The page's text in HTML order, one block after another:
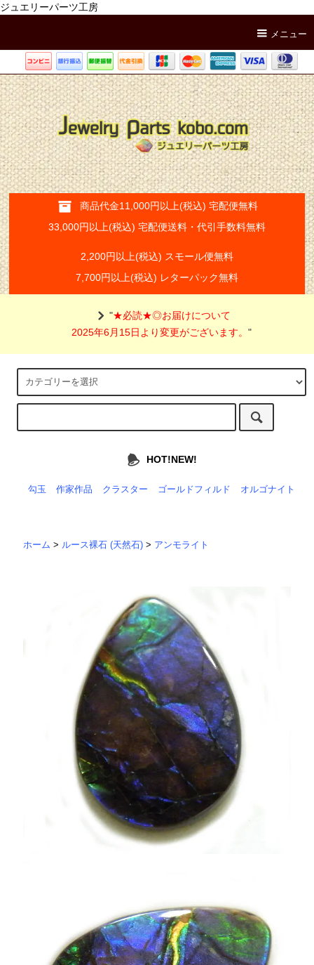
ジュエリーパーツ工房
メニュー
商品代金11,000円以上(税込) 宅配便無料
33,000円以上(税込) 宅配便送料・代引手数料無料
2,200円以上(税込) スモール便無料
7,700円以上(税込) レターパック無料
"★必読★◎お届けについて
2025年6月15日より変更がございます。"
HOT!NEW!
勾玉 作家作品 クラスター ゴールドフィルド オルゴナイト
ホーム > ルース裸石 (天然石) > アンモライト